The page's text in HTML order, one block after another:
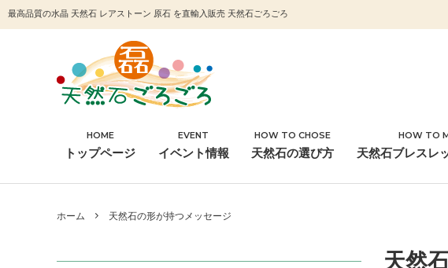
最高品質の水晶 天然石 レアストーン 原石 を直輸入販売 天然石ごろごろ
石種名 浄化
HOME
トップページ
EVENT
イベント情報
HOW TO CHOSE
天然石の選び方
HOW TO
天然石ブレスレ
ホーム 天然石の形が持つメッセージ
天然